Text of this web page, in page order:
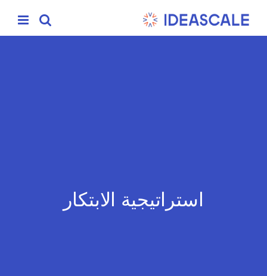
استراتيجية الابتكار